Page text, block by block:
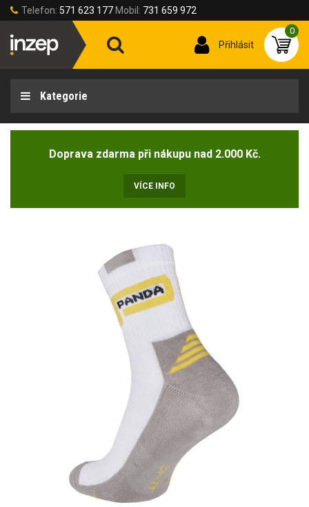
Telefon: 571 623 177 Mobil: 731 659 972
Přihlásit
0
Kategorie
Doprava zdarma při nákupu nad 2.000 Kč.
VÍCE INFO